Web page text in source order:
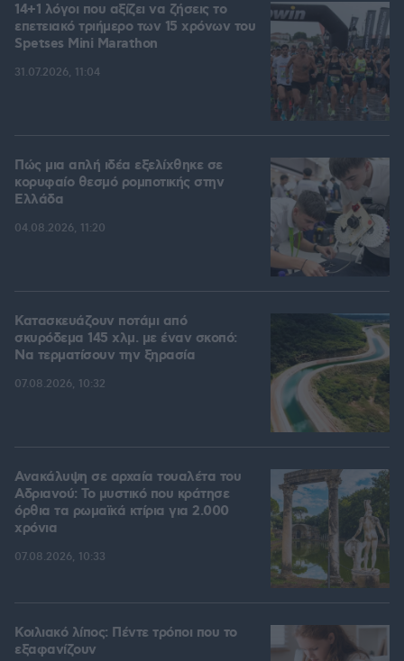
14+1 λόγοι που αξίζει να ζήσεις το
επετειακό τριήμερο των 15 χρόνων του
Spetses Mini Marathon
31.07.2026, 11:04
Πώς μια απλή ιδέα εξελίχθηκε σε
κορυφαίο θεσμό ρομποτικής στην
Ελλάδα
04.08.2026, 11:20
Κατασκευάζουν ποτάμι από
σκυρόδεμα 145 χλμ. με έναν σκοπό:
Να τερματίσουν την ξηρασία
07.08.2026, 10:32
Ανακάλυψη σε αρχαία τουαλέτα του
Αδριανού: Το μυστικό που κράτησε
όρθια τα ρωμαϊκά κτίρια για 2.000
χρόνια
07.08.2026, 10:33
Κοιλιακό λίπος: Πέντε τρόποι που το
εξαφανίζουν